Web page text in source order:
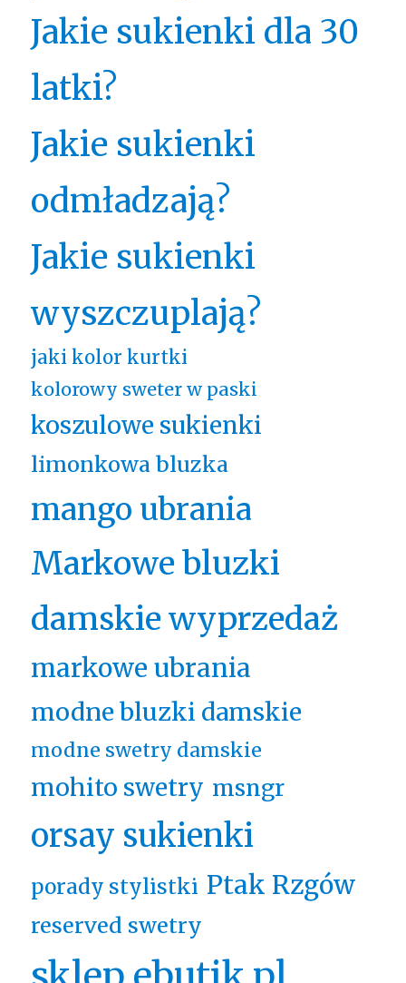
Jakie sukienki dla 30
latki?
Jakie sukienki
odmładzają?
Jakie sukienki
wyszczuplają?
jaki kolor kurtki
kolorowy sweter w paski
koszulowe sukienki
limonkowa bluzka
mango ubrania
Markowe bluzki
damskie wyprzedaż
markowe ubrania
modne bluzki damskie
modne swetry damskie
mohito swetry msngr
orsay sukienki
porady stylistki Ptak Rzgów
reserved swetry